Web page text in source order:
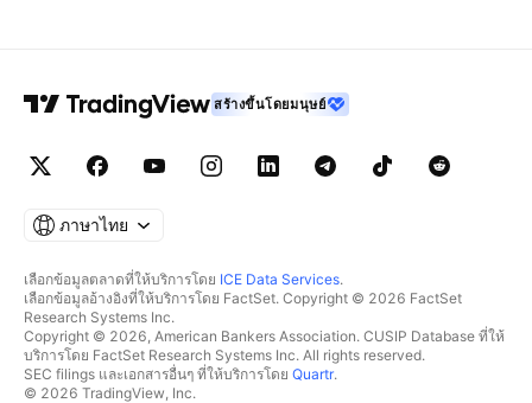
สร้างขึ้นโดยมนุษย์
ภาษาไทย
เลือกข้อมูลตลาดที่ให้บริการโดย ICE Data Services.
เลือกข้อมูลอ้างอิงที่ให้บริการโดย FactSet. Copyright © 2026 FactSet
Research Systems Inc.
Copyright © 2026, American Bankers Association. CUSIP Database ที่ให้
บริการโดย FactSet Research Systems Inc. All rights reserved.
SEC filings และเอกสารอื่นๆ ที่ให้บริการโดย Quartr.
© 2026 TradingView, Inc.